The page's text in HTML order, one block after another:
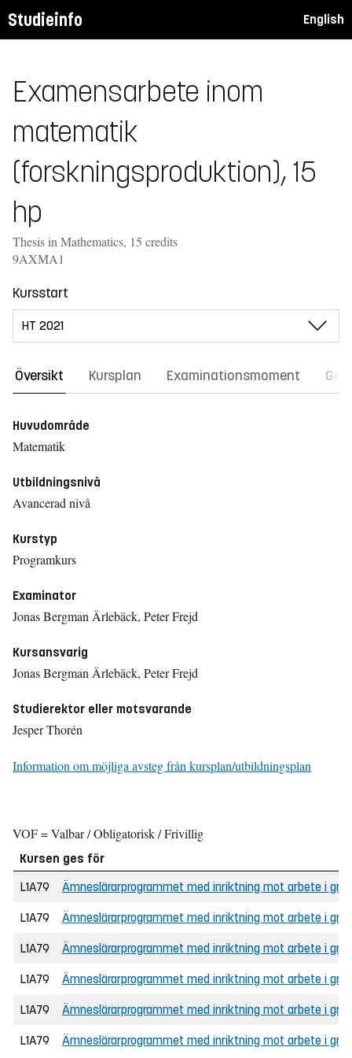
Studieinfo English
Examensarbete inom
matematik
(forskningsproduktion), 15
hp
Thesis in Mathematics, 15 credits
9AXMA1
Kursstart
Översikt Kursplan Examinationsmoment
Huvudområde
Matematik
Utbildningsnivå
Avancerad nivå
Kurstyp
Programkurs
Examinator
Jonas Bergman Ärlebäck, Peter Frejd
Kursansvarig
Jonas Bergman Ärlebäck, Peter Frejd
Studierektor eller motsvarande
Jesper Thorén
Information om möjliga avsteg från kursplan/utbildningsplan
VOF = Valbar / Obligatorisk / Frivillig
Kursen ges för
L1A79
Ämneslärarprogrammet med inriktning mot arbete i
L1A79 Ämneslärarprogrammet med inriktning mot arbete i
L1A79 Ämneslärarprogrammet med inriktning mot arbete i
L1A79 Ämneslärarprogrammet med inriktning mot arbete i
L1A79 Ämneslärarprogrammet med inriktning mot arbete i
L1A79 Ämneslärarprogrammet med inriktning mot arbete i